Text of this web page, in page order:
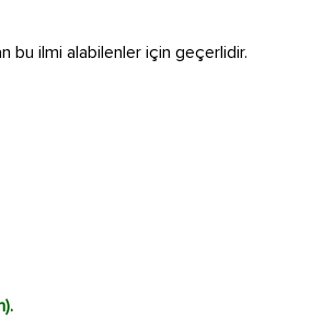
bu ilmi alabilenler için geçerlidir.